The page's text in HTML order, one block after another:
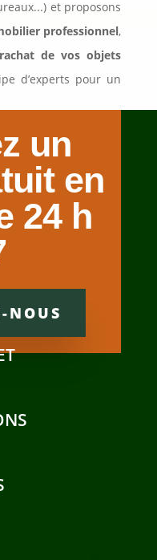
et proposons
professionnel,
de vos objets
d’experts pour un
un
en
24 h
NOUS